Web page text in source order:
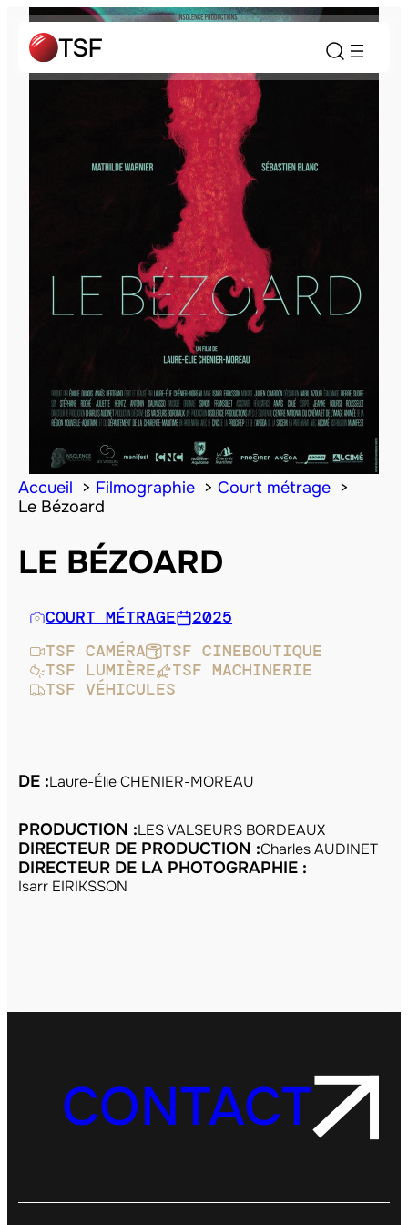
Accueil Filmographie
Court métrage
Le Bézoard
LE BÉZOARD
COURT MÉTRAGE
2025
TSF CAMÉRA
TSF CINEBOUTIQUE
TSF LUMIÈRE
TSF MACHINERIE
TSF VÉHICULES
DE :Laure-Élie CHENIER-MOREAU
PRODUCTION :LES VALSEURS BORDEAUX
DIRECTEUR DE PRODUCTION :Charles AUDINET
DIRECTEUR DE LA PHOTOGRAPHIE :
Isarr EIRIKSSON
CONTACT